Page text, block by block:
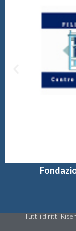
Tutti i diritti